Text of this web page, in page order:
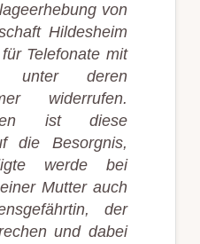
von
Hildesheim
Telefonate mit
unter deren
widerrufen.
ist diese
die Besorgnis,
werde bei
Mutter auch
der
und dabei